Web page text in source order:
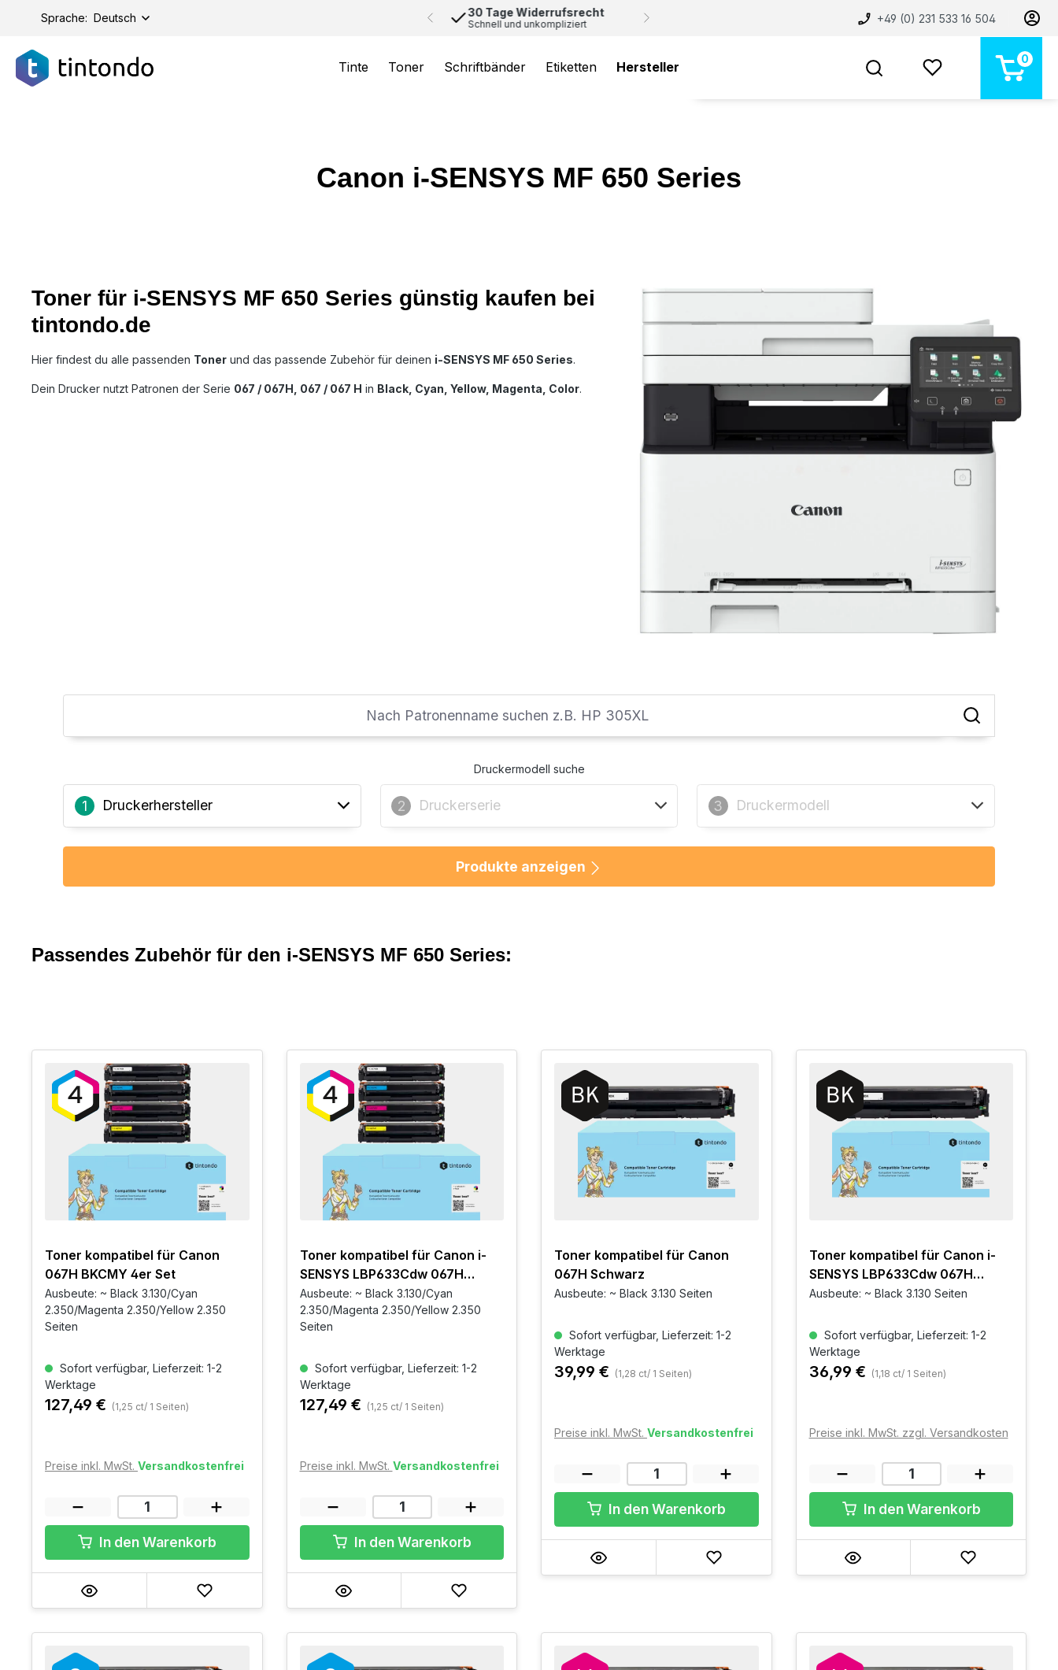
Zur Hauptnavigation springen
Sprache: Deutsch 30 Tage Widerrufsrecht
Schnell und unkompliziert +49 (0) 231 533 16 504
0
Tinte Toner Schriftbänder Etiketten Hersteller
Canon i-SENSYS MF 650 Series
Toner für i-SENSYS MF 650 Series günstig kaufen bei
tintondo.de
Hier findest du alle passenden Toner und das passende Zubehör für deinen i-SENSYS MF 650 Series.
Dein Drucker nutzt Patronen der Serie 067 / 067H, 067 / 067 H in Black, Cyan, Yellow, Magenta, Color.
Druckermodell suche
1 Druckerhersteller 2 Druckerserie 3 Druckermodell
Produkte anzeigen
Passendes Zubehör für den i-SENSYS MF 650 Series:
Toner kompatibel für Canon
067H BKCMY 4er Set
Ausbeute: ~ Black 3.130/Cyan
2.350/Magenta 2.350/Yellow 2.350
Seiten
Sofort verfügbar, Lieferzeit: 1-2
Werktage
127,49 € (1,25 ct/ 1 Seiten)
Preise inkl. MwSt. Versandkostenfrei
In den Warenkorb
Toner kompatibel für Canon i-
SENSYS LBP633Cdw 067H
BKCMY 4er Set
Ausbeute: ~ Black 3.130/Cyan
2.350/Magenta 2.350/Yellow 2.350
Seiten
Sofort verfügbar, Lieferzeit: 1-2
Werktage
127,49 € (1,25 ct/ 1 Seiten)
Preise inkl. MwSt. Versandkostenfrei
In den Warenkorb
Toner kompatibel für Canon
067H Schwarz
Ausbeute: ~ Black 3.130 Seiten
Sofort verfügbar, Lieferzeit: 1-2
Werktage
39,99 € (1,28 ct/ 1 Seiten)
Preise inkl. MwSt. Versandkostenfrei
In den Warenkorb
Toner kompatibel für Canon i-
SENSYS LBP633Cdw 067H
Schwarz
Ausbeute: ~ Black 3.130 Seiten
Sofort verfügbar, Lieferzeit: 1-2
Werktage
36,99 € (1,18 ct/ 1 Seiten)
Preise inkl. MwSt. zzgl. Versandkosten
In den Warenkorb
STORE